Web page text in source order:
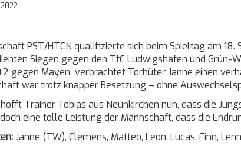
PST/HTCN qualifizierte sich beim Spieltag am
Siegen gegen den TfC Ludwigshafen und
gegen Mayen verbrachtet Torhüter Janne einen
war trotz knapper Besetzung – ohne
Trainer Tobias aus Neunkirchen nun, dass die
eine tolle Leistung der Mannschaft, dass die
Janne (TW), Clemens, Matteo, Leon, Lucas, Finn, Lenn